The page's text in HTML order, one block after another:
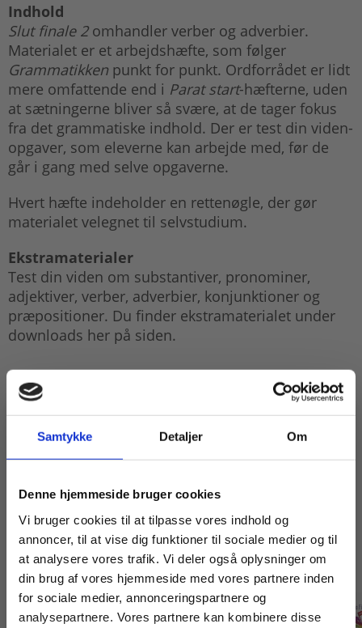
Samtykke Detaljer Om
Denne hjemmeside bruger cookies
Vi bruger cookies til at tilpasse vores indhold og
annoncer, til at vise dig funktioner til sociale medier og til
at analysere vores trafik. Vi deler også oplysninger om
din brug af vores hjemmeside med vores partnere inden
for sociale medier, annonceringspartnere og
analysepartnere. Vores partnere kan kombinere disse
Indhold
Slut finale 2omhandler verber og adverbier.
Materialet er et arbejdshæfte, som følger
Grammatikken punkt for punkt. Ordforrådet er lidt
mere omfattende end i Parat start-hæfterne, uden
at sætningerne bliver så svære, at de tager fokus
fra det grammatiske indhold. Der er test din viden-
opgaver, som eleverne kan arbejde med, før de
går i gang med selve opgaverne.
Hvert hæfte indeholder en rettenøgle, der gør
materialet velegnet til selvstudium.
Ekstramaterialer
Test din viden om substantiver, pronominer,
adjektiver, verber, adverbier, konjunktioner og
præpositioner. Du finder ekstramaterialet under
downloads her på siden.
Titler i serien
Køb læremidler og find masterclasses mm.
Fortsæt som:
For privatkunder og
studerende. Du får
For institutioner og
virksomheder. Du